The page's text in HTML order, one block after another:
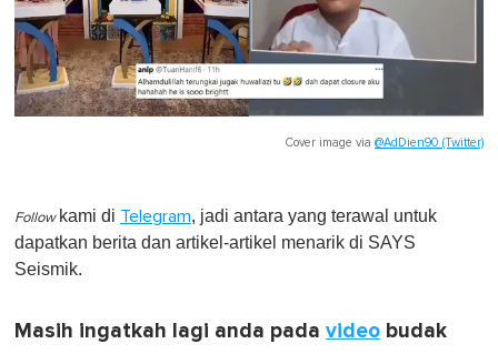
Cover image via @AdDien90 (Twitter)
Follow kami di Telegram, jadi antara yang terawal untuk
dapatkan berita dan artikel-artikel menarik di SAYS
Seismik.
Masih ingatkah lagi anda pada video budak